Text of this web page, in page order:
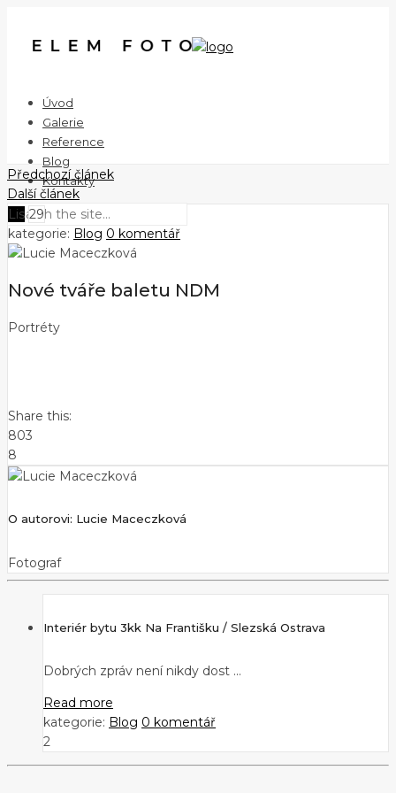
Úvod
Galerie
Reference
Blog
Kontakty
Předchozí článek
Další článek
Lis 29
kategorie: Blog 0 komentář
Nové tváře baletu NDM
Portréty
Share this:
803
8
O autorovi: Lucie Maceczková
Fotograf
Interiér bytu 3kk Na Františku / Slezská Ostrava
Dobrých zpráv není nikdy dost ...
Read more
kategorie: Blog 0 komentář
2